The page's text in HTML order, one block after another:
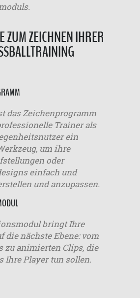
ZUM ZEICHNEN IHRER
das Zeichenprogramm
Trainer als
ein
um ihre
oder
einfach und
und anzupassen.
bringt Ihre
die nächste Ebene: vom
zu animierten Clips, die
Ihre Player tun sollen.